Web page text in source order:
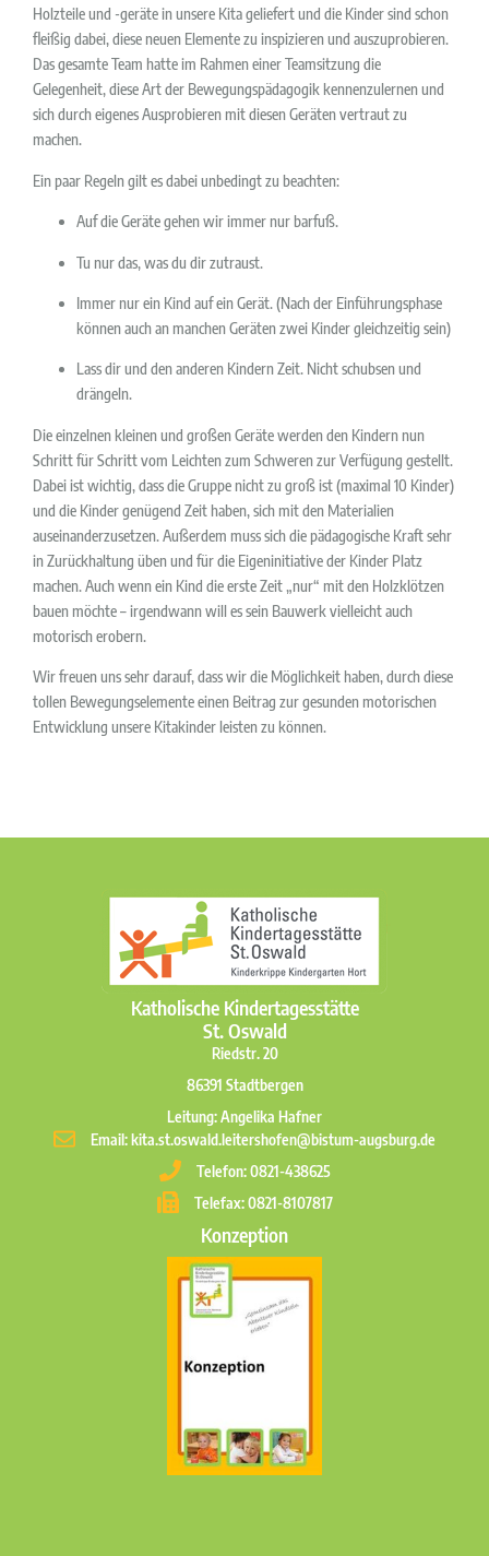
Holzteile und -geräte in unsere Kita geliefert und die Kinder sind schon
fleißig dabei, diese neuen Elemente zu inspizieren und auszuprobieren.
Das gesamte Team hatte im Rahmen einer Teamsitzung die
Gelegenheit, diese Art der Bewegungspädagogik kennenzulernen und
sich durch eigenes Ausprobieren mit diesen Geräten vertraut zu
machen.
Ein paar Regeln gilt es dabei unbedingt zu beachten:
Auf die Geräte gehen wir immer nur barfuß.
Tu nur das, was du dir zutraust.
Immer nur ein Kind auf ein Gerät. (Nach der Einführungsphase
können auch an manchen Geräten zwei Kinder gleichzeitig sein)
Lass dir und den anderen Kindern Zeit. Nicht schubsen und
drängeln.
Die einzelnen kleinen und großen Geräte werden den Kindern nun
Schritt für Schritt vom Leichten zum Schweren zur Verfügung gestellt.
Dabei ist wichtig, dass die Gruppe nicht zu groß ist (maximal 10 Kinder)
und die Kinder genügend Zeit haben, sich mit den Materialien
auseinanderzusetzen. Außerdem muss sich die pädagogische Kraft sehr
in Zurückhaltung üben und für die Eigeninitiative der Kinder Platz
machen. Auch wenn ein Kind die erste Zeit „nur“ mit den Holzklötzen
bauen möchte – irgendwann will es sein Bauwerk vielleicht auch
motorisch erobern.
Wir freuen uns sehr darauf, dass wir die Möglichkeit haben, durch diese
tollen Bewegungselemente einen Beitrag zur gesunden motorischen
Entwicklung unsere Kitakinder leisten zu können.
Katholische Kindertagesstätte
St. Oswald
Riedstr. 20
86391 Stadtbergen
Leitung: Angelika Hafner
Email: kita.st.oswald.leitershofen@bistum-augsburg.de
Telefon: 0821-438625
Telefax: 0821-8107817
Konzeption